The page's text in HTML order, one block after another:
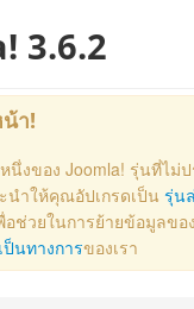
3.6.2
า!
นึ่งของ Joomla! รุ่นที่ไม่
นำให้คุณอัปเกรดเป็น รุ่น
อช่วยในการย้ายข้อมูลข
ป็นทางการของเรา